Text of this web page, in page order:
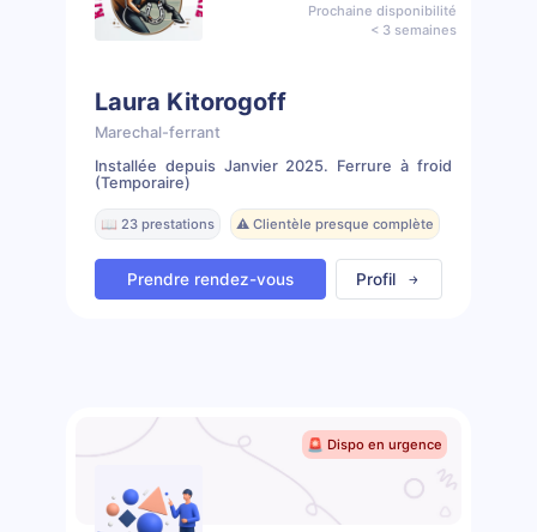
Prochaine disponibilité
< 3 semaines
Laura Kitorogoff
Marechal-ferrant
Installée depuis Janvier 2025. Ferrure à froid
(Temporaire)
📖 23 prestations ⚠️ Clientèle presque complète
Prendre rendez-vous Profil
🚨 Dispo en urgence